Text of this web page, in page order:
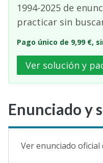
1994-2025 de
practicar sin
Pago único de 9,99 €,
Ver solución y
Enunciado y
Ver enunciado oficial